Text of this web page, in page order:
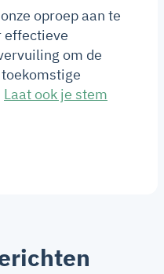
oproep aan te
effectieve
om de
Laat ook je stem